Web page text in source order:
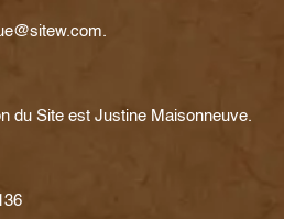
du Site est Justine Maisonneuve.